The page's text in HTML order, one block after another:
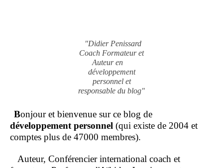
"Didier Penissard
Coach Formateur et
Auteur en
développement
personnel et
responsable du blog"
Bonjour et bienvenue sur ce blog de
développement personnel (qui existe de 2004 et
comptes plus de 47000 membres).
Auteur, Conférencier international coach et